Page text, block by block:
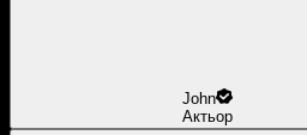
John
Актьор